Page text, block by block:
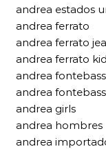
andrea estados
andrea ferrato
andrea ferrato
andrea ferrato
andrea
andrea
andrea girls
andrea hombres
andrea